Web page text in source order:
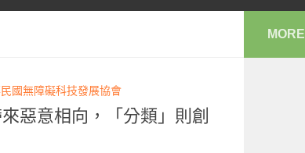
國無障礙科技發展協會
惡意相向，「分類」則創
MORE